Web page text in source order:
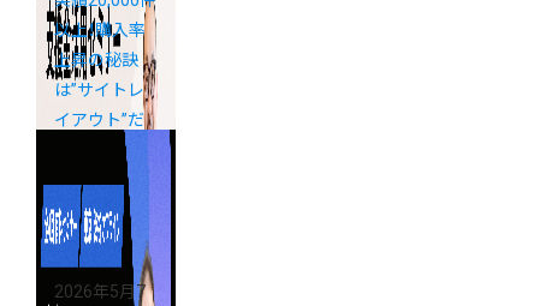
以上！購入率
上昇の秘訣
は”サイトレ
イアウト”だ
った！カラー
ミーショップ
支援金活用セ
ミナー」アー
カイブ配信の
ご案内
2026年5月7